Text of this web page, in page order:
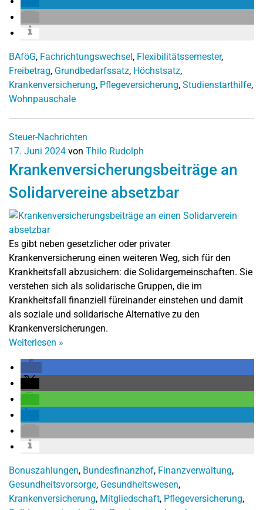
BAföG, Fachrichtungswechsel, Flexibilitätssemester,
Freibetrag, Grundbedarfssatz, Höchstsatz,
Krankenversicherung, Pflegeversicherung, Studienstarthilfe,
Wohnpauschale
Steuer-Nachrichten
17. Juni 2024 von Thilo Rudolph
Krankenversicherungsbeiträge an
Solidarvereine absetzbar
Es gibt neben gesetzlicher oder privater
Krankenversicherung einen weiteren Weg, sich für den
Krankheitsfall abzusichern: die Solidargemeinschaften. Sie
verstehen sich als solidarische Gruppen, die im
Krankheitsfall finanziell füreinander einstehen und damit
als soziale und solidarische Alternative zu den
Krankenversicherungen.
Weiterlesen »
Bonuszahlungen, Bundesfinanzhof, Finanzverwaltung,
Gesundheitsvorsorge, Gesundheitswesen,
Krankenversicherung, Mitgliedschaft, Pflegeversicherung,